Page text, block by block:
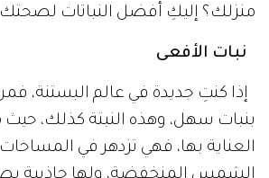
منزلك؟ إليكِ أفضل النباتات لصحتك
نبات الأفعى
إذا كنتِ جديدة في عالم البستنة،
بنبات سهل، وهذه النبتة كذلك،
العناية بها، فهي تزدهر في